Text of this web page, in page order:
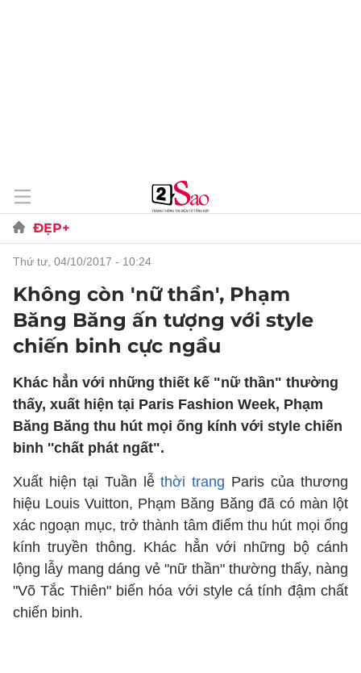
ĐẸP+
thứ tư, 04/10/2017 - 10:24
Không còn 'nữ thần', Phạm
Băng Băng ấn tượng với style
chiến binh cực ngầu
Khác hẳn với những thiết kế "nữ thần" thường
thấy, xuất hiện tại Paris Fashion Week, Phạm
Băng Băng thu hút mọi ống kính với style chiến
binh ''chất phát ngất".
Xuất hiện tại Tuần lễthời trang Paris của thương
hiệu Louis Vuitton, Phạm Băng Băng đã có màn lột
xác ngoạn mục, trở thành tâm điểm thu hút mọi ống
kính truyền thông. Khác hẳn với những bộ cánh
lộng lẫy mang dáng vẻ "nữ thần" thường thấy, nàng
"Võ Tắc Thiên" biến hóa với style cá tính đậm chất
chiến binh.